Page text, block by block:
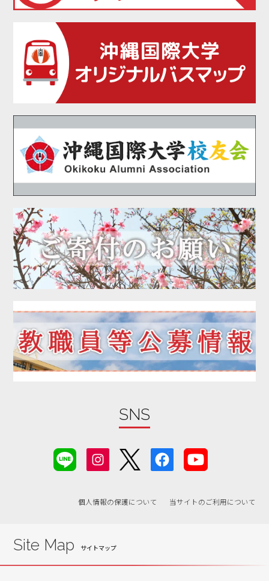
2021年05月
2021年04月
2021年02月
2021年01月
2020年12月
2020年11月
2020年09月
2020年08月
2020年07月
2020年06月
2020年05月
2020年04月
2020年03月
2020年01月
2019年12月
2019年11月
2019年10月
2019年09月
2019年08月
2019年03月
SNS
個人情報の保護について 当サイトのご利用について
Site Map